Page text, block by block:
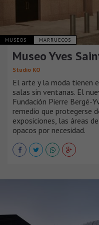
MUSEOS MARRUECOS
Museo Yves
Studio KO
El arte y la moda tienen
salas sin ventanas. El
Fundación Pierre Bergé-
remedio que protegerse
exposiciones, las áreas
opacos por necesidad.